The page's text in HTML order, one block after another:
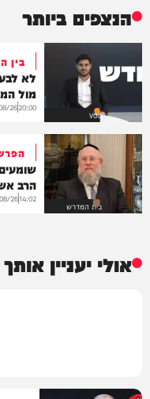
הנצפים ביותר
VOD
בין
לא
מול
20:00
26
בית המדרש
הרב
14:02
26
אולי יעניין